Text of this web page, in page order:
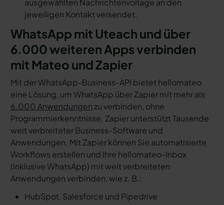
ausgewählten Nachrichtenvorlage an den
jeweiligen Kontakt versendet.
WhatsApp mit Uteach und über
6.000 weiteren Apps verbinden
mit Mateo und Zapier
Mit der WhatsApp-Business-API bietet hellomateo
eine Lösung, um WhatsApp über Zapier mit mehr als
6.000 Anwendungenzu verbinden, ohne
Programmierkenntnisse. Zapier unterstützt Tausende
weit verbreiteter Business-Software und
Anwendungen. Mit Zapier können Sie automatisierte
Workflows erstellen und Ihre hellomateo-Inbox
(inklusive WhatsApp) mit weit verbreiteten
Anwendungen verbinden, wie z. B.:
HubSpot, Salesforce und Pipedrive